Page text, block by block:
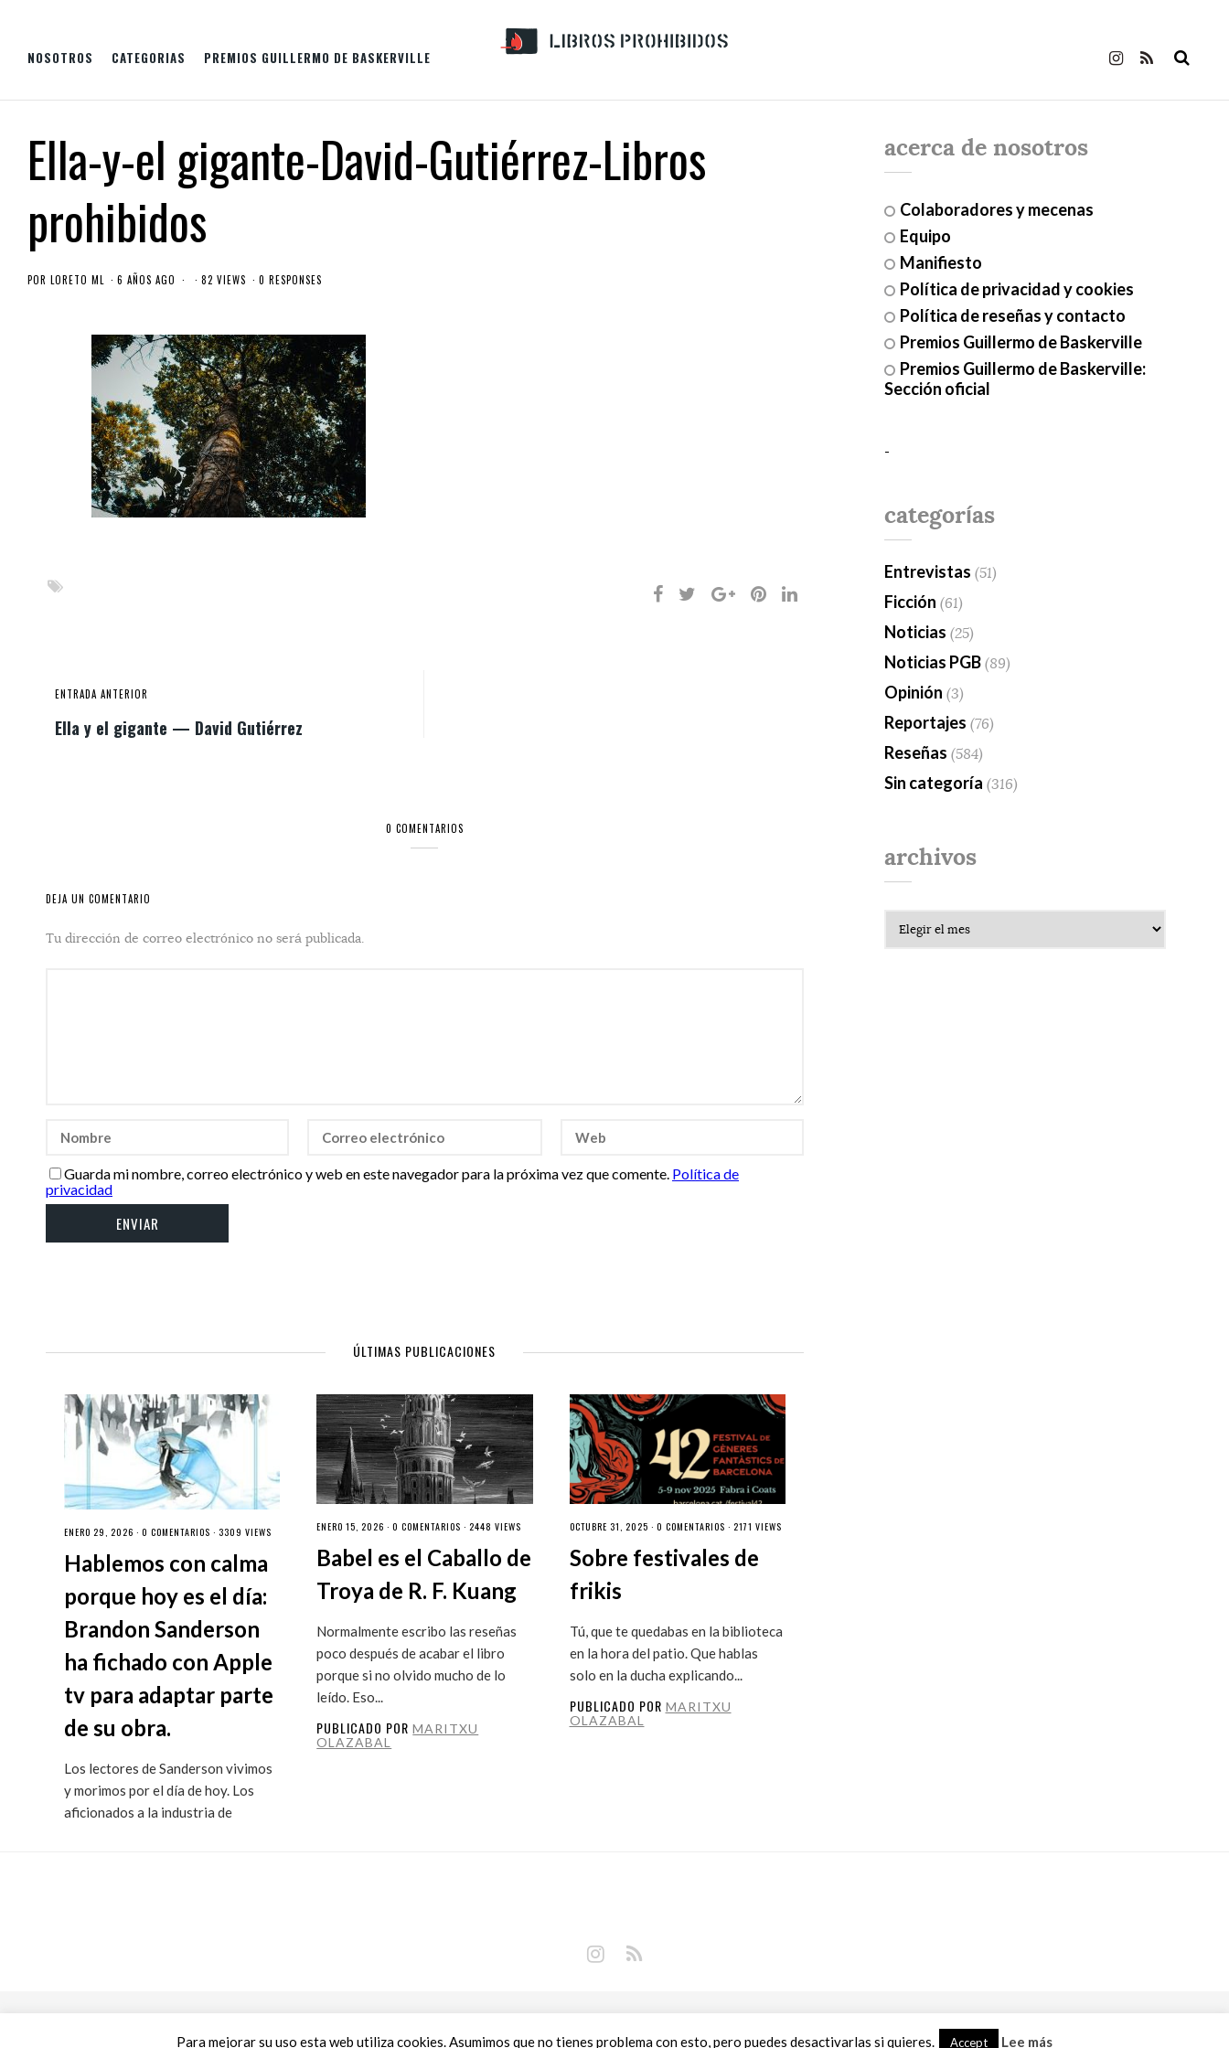
NOSOTROS CATEGORIAS PREMIOS GUILLERMO DE BASKERVILLE
Ella-y-el gigante-David-Gutiérrez-Libros
prohibidos
POR LORETO ML 6 AÑOS AGO 82 VIEWS 0 RESPONSES
ENTRADA ANTERIOR
Ella y el gigante — David Gutiérrez
0 COMENTARIOS
DEJA UN COMENTARIO
Tu dirección de correo electrónico no será publicada.
Guarda mi nombre, correo electrónico y web en este navegador para la próxima vez que comente. Política de
privacidad
ÚLTIMAS PUBLICACIONES
ENERO 29, 2026 · 0 COMENTARIOS · 3309 VIEWS
Hablemos con calma
porque hoy es el día:
Brandon Sanderson
ha fichado con Apple
tv para adaptar parte
de su obra.
Los lectores de Sanderson vivimos
y morimos por el día de hoy. Los
aficionados a la industria de
ENERO 15, 2026 ·0 COMENTARIOS · 2448 VIEWS
Babel es el Caballo de
Troya de R. F. Kuang
Normalmente escribo las reseñas
poco después de acabar el libro
porque si no olvido mucho de lo
leído. Eso...
PUBLICADO PORMARITXU
OLAZABAL
OCTUBRE 31, 2025 · 0 COMENTARIOS · 2171 VIEWS
Sobre festivales de
frikis
Tú, que te quedabas en la biblioteca
en la hora del patio. Que hablas
solo en la ducha explicando...
PUBLICADO POR MARITXU
OLAZABAL
acerca de nosotros
Colaboradores y mecenas
Equipo
Manifiesto
Política de privacidad y cookies
Política de reseñas y contacto
Premios Guillermo de Baskerville
Premios Guillermo de Baskerville:
Sección oficial
-
categorías
Entrevistas (51)
Ficción (61)
Noticias (25)
Noticias PGB (89)
Opinión (3)
Reportajes (76)
Reseñas (584)
Sin categoría (316)
archivos
Para mejorar su uso esta web utiliza cookies. Asumimos que no tienes problema con esto, pero puedes desactivarlas si quieres. Accept Lee más